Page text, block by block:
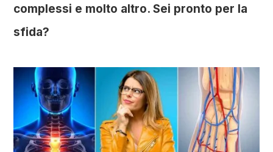
complessi e molto altro. Sei pronto per la
sfida?